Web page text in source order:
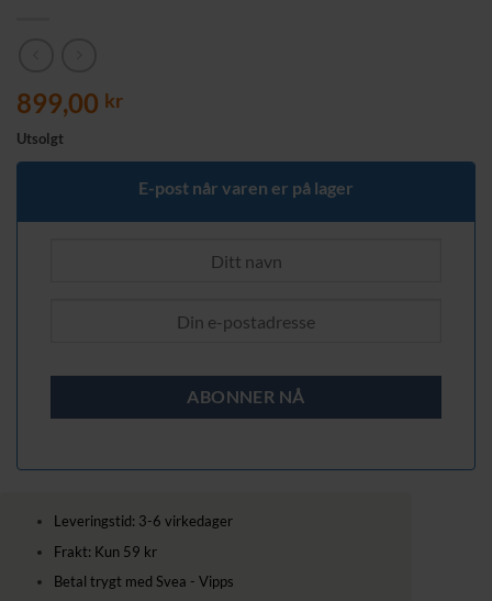
899,00 kr
Utsolgt
E-post når varen er på lager
Leveringstid: 3-6 virkedager
Frakt: Kun 59 kr
Betal trygt med Svea - Vipps